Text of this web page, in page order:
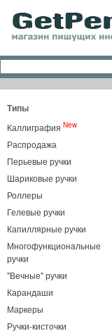
Типы
Каллиграфия New
Распродажа
Перьевые ручки
Шариковые ручки
Роллеры
Гелевые ручки
Капиллярные ручки
Многофункциональные
ручки
"Вечные" ручки
Карандаши
Маркеры
Ручки-кисточки